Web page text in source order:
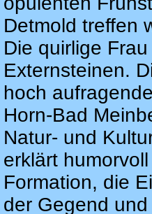
Detmold treffen
Die quirlige
Externsteinen.
hoch
Horn-Bad
Natur- und
erklärt
Formation, die
der Gegend